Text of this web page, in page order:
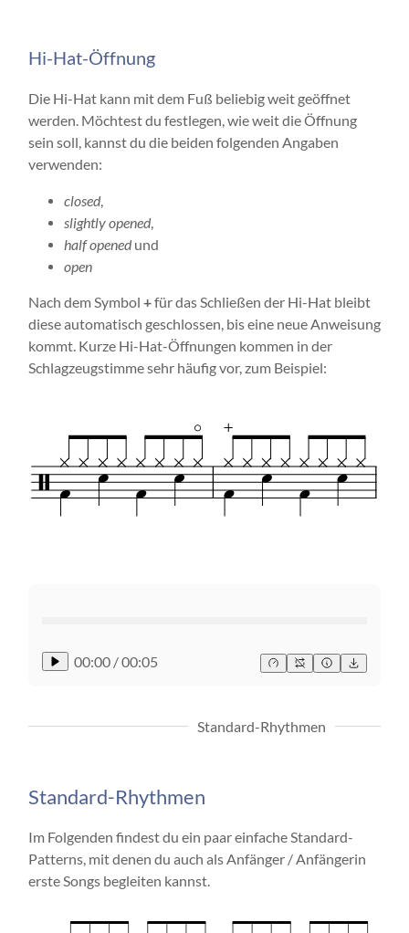
Hi-Hat-Öffnung
Die Hi-Hat kann mit dem Fuß beliebig weit geöffnet
werden. Möchtest du festlegen, wie weit die Öffnung
sein soll, kannst du die beiden folgenden Angaben
verwenden:
closed,
slightly opened,
half openedund
open
Nach dem Symbol +für das Schließen der Hi-Hat bleibt
diese automatisch geschlossen, bis eine neue Anweisung
kommt. Kurze Hi-Hat-Öffnungen kommen in der
Schlagzeugstimme sehr häufig vor, zum Beispiel:
00:00 /00:05
Standard-Rhythmen
Standard-Rhythmen
Im Folgenden findest du ein paar einfache Standard-
Patterns, mit denen du auch als Anfänger / Anfängerin
erste Songs begleiten kannst.